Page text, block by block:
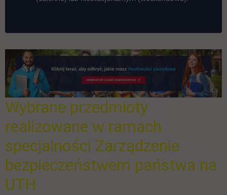
Wybrane przedmioty
realizowane w ramach
specjalności Zarządzenie
bezpieczeństwem państwa na
UTH